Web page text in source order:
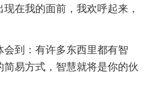
在我的面前，我欢呼起来，
会到：有许多东西里都有智
易方式，智慧就将是你的伙